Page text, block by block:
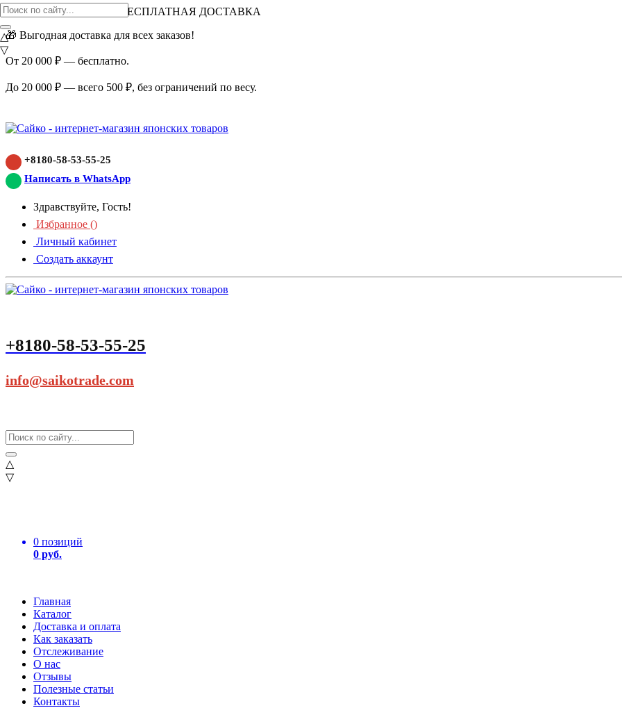
ВНИМАНИЕ АКЦИЯ!
БЕСПЛАТНАЯ ДОСТАВКА
🎁 Выгодная доставка для всех заказов!
От 20 000 ₽ — бесплатно.
До 20 000 ₽ — всего 500 ₽, без ограничений по весу.
+8180-58-53-55-25
Написать в WhatsApp
Здравствуйте, Гость!
Избранное ()
Личный кабинет
Создать аккаунт
+8180-58-53-55-25
info@saikotrade.com
△
▽
0 позиций
0 руб.
Главная
Каталог
Доставка и оплата
Как заказать
Отслеживание
О нас
Отзывы
Полезные статьи
Контакты
△
▽